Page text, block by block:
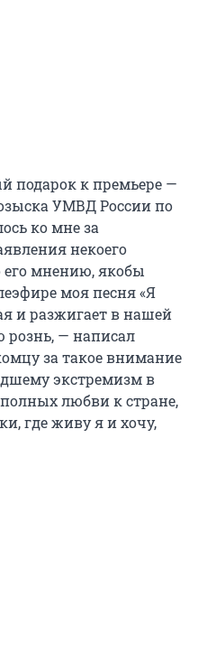
подарок к премьере —
УМВД России по
ко мне за
некоего
его мнению, якобы
моя песня «Я
и разжигает в нашей
— написал
за такое внимание
экстремизм в
любви к стране,
где живу я и хочу,